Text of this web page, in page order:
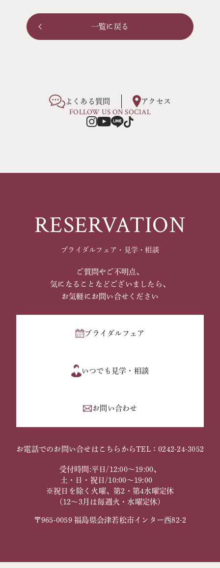
一覧に戻る
よくある質問 アクセス
FOLLOW US ON SOCIAL
RESERVATION
ブライダルフェア・見学・相談
ご質問やご不明点、
気になることなどございましたら、
お気軽にお問い合せください
ブライダルフェア
いつでも見学・相談
お問い合わせ
お電話でのお問い合せはこちらからTEL：0242-24-3052
受付時間:平日/12:00～19:00、
土・日・祝日/10:00～19:00
※祝日を除く火曜、第2・第4水曜定休
（12～3月は毎週火・水曜定休）
〒965-0059 福島県会津若松市インター西82-2